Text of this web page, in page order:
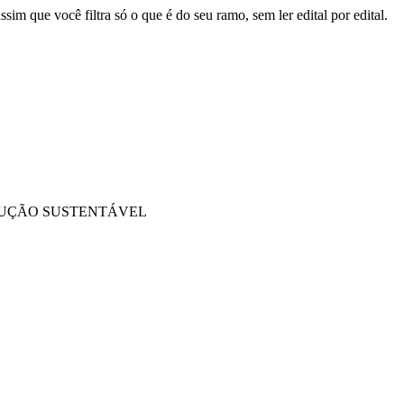
que você filtra só o que é do seu ramo, sem ler edital por edital.
SUSTENTÁVEL